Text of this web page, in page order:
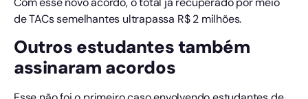
de TACs semelhantes ultrapassa R$ 2 milhões.
Outros estudantes também
assinaram acordos